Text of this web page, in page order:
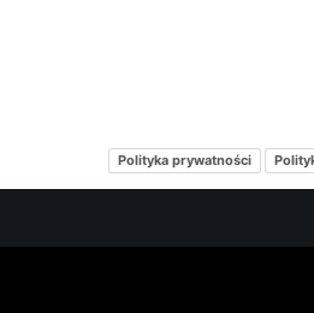
Polityka prywatności